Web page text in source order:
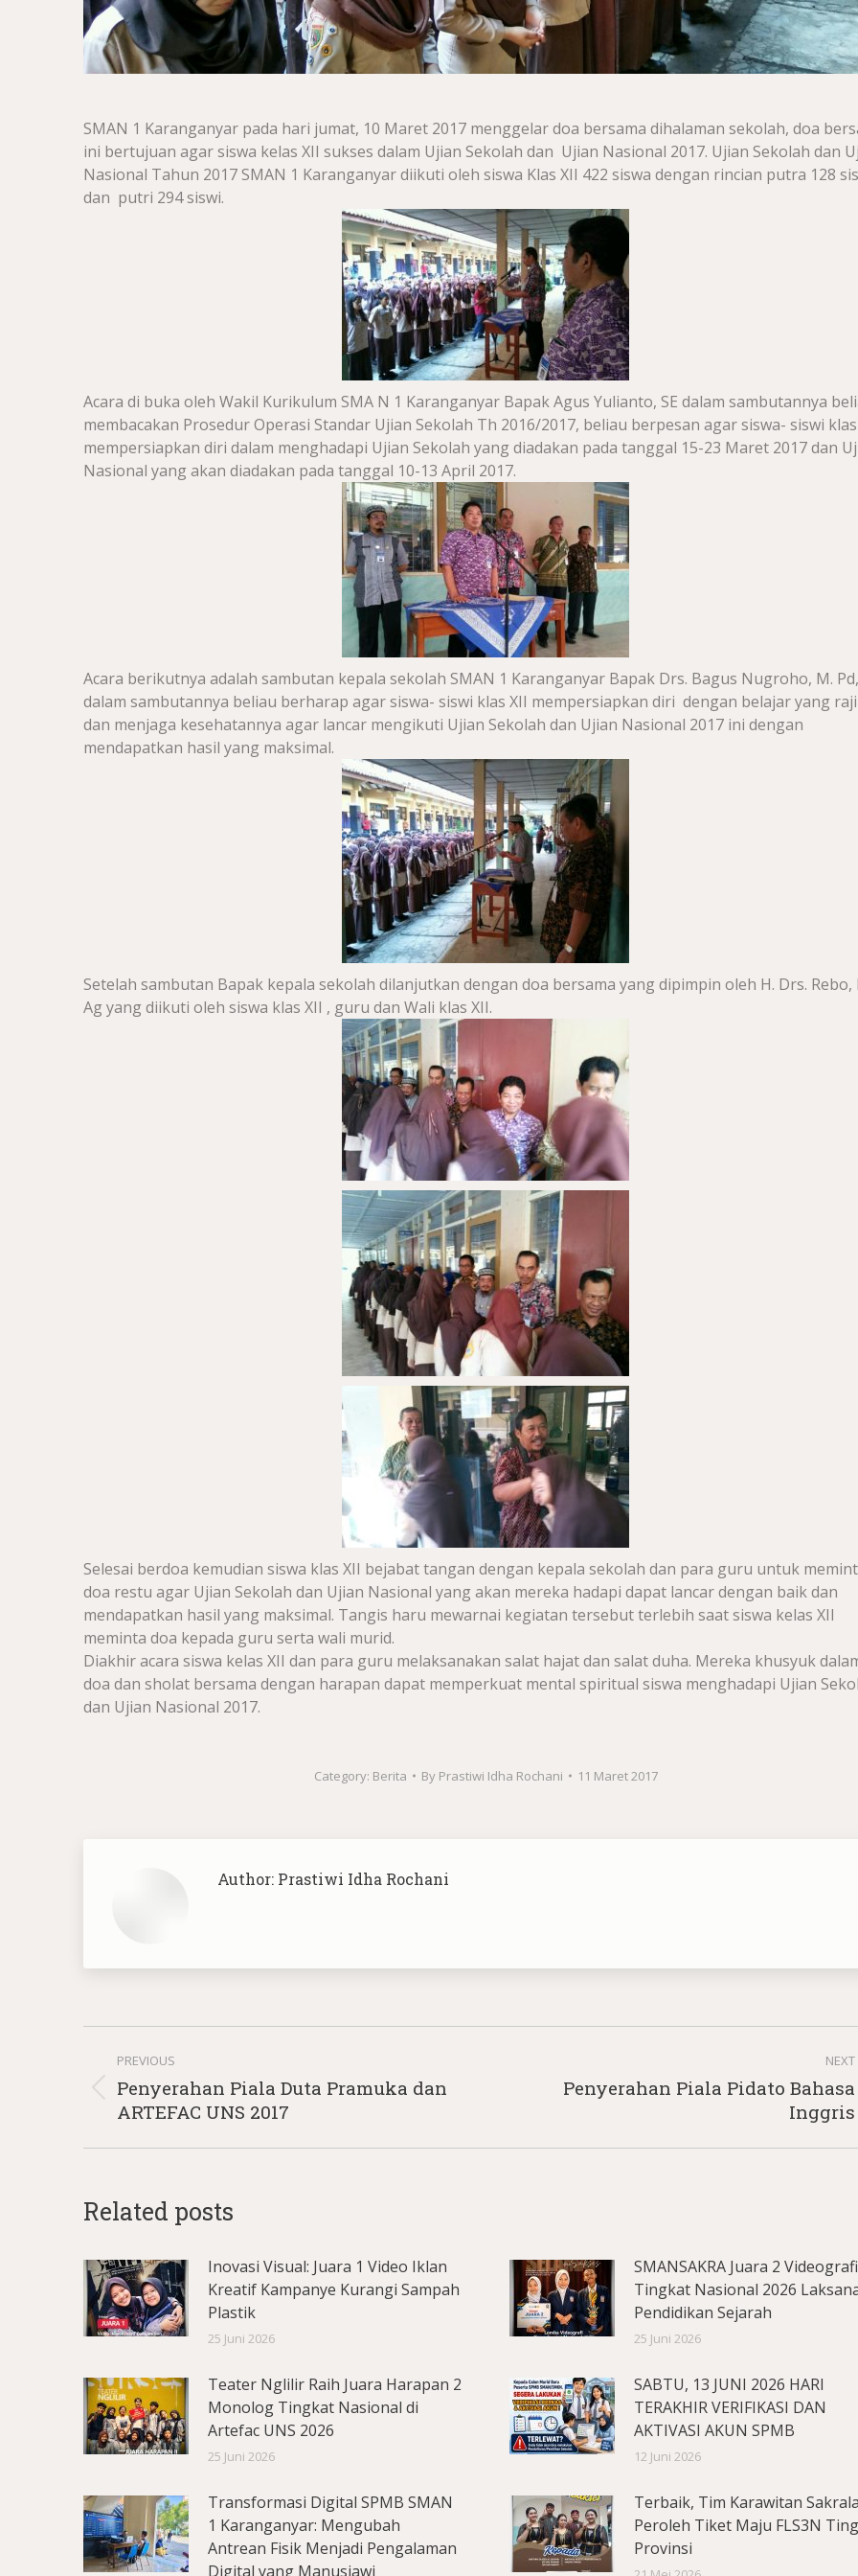
SMAN 1 Karanganyar pada hari jumat, 10 Maret 2017 menggelar doa bersama dihalaman sekolah, doa
ini bertujuan agar siswa kelas XII sukses dalam Ujian Sekolah dan Ujian Nasional 2017. Ujian Sekolah dan
Nasional Tahun 2017 SMAN 1 Karanganyar diikuti oleh siswa Klas XII 422 siswa dengan rincian putra 128
dan putri 294 siswi.
Acara di buka oleh Wakil Kurikulum SMA N 1 Karanganyar Bapak Agus Yulianto, SE dalam sambutannya
membacakan Prosedur Operasi Standar Ujian Sekolah Th 2016/2017, beliau berpesan agar siswa- siswi
mempersiapkan diri dalam menghadapi Ujian Sekolah yang diadakan pada tanggal 15-23 Maret 2017 dan
Nasional yang akan diadakan pada tanggal 10-13 April 2017.
Acara berikutnya adalah sambutan kepala sekolah SMAN 1 Karanganyar Bapak Drs. Bagus Nugroho, M. Pd,
dalam sambutannya beliau berharap agar siswa- siswi klas XII mempersiapkan diri dengan belajar yang
dan menjaga kesehatannya agar lancar mengikuti Ujian Sekolah dan Ujian Nasional 2017 ini dengan
mendapatkan hasil yang maksimal.
Setelah sambutan Bapak kepala sekolah dilanjutkan dengan doa bersama yang dipimpin oleh H. Drs. Rebo,
Ag yang diikuti oleh siswa klas XII , guru dan Wali klas XII.
Selesai berdoa kemudian siswa klas XII bejabat tangan dengan kepala sekolah dan para guru untuk
doa restu agar Ujian Sekolah dan Ujian Nasional yang akan mereka hadapi dapat lancar dengan baik dan
mendapatkan hasil yang maksimal. Tangis haru mewarnai kegiatan tersebut terlebih saat siswa kelas XII
meminta doa kepada guru serta wali murid.
Diakhir acara siswa kelas XII dan para guru melaksanakan salat hajat dan salat duha. Mereka khusyuk
doa dan sholat bersama dengan harapan dapat memperkuat mental spiritual siswa menghadapi Ujian
dan Ujian Nasional 2017.
Category: Berita By Prastiwi Idha Rochani 11 Maret 2017
Author: Prastiwi Idha Rochani
navigation
PREVIOUS
Previous
post:
Penyerahan Piala Duta Pramuka dan
ARTEFAC UNS 2017
NEXT
Penyerahan Piala Pidato Bahasa
Inggris
Related posts
Inovasi Visual: Juara 1 Video Iklan
Kreatif Kampanye Kurangi Sampah
Plastik
25 Juni 2026
SMANSAKRA Juara 2 Videografi
Tingkat Nasional 2026
Pendidikan Sejarah
25 Juni 2026
Teater Nglilir Raih Juara Harapan 2
Monolog Tingkat Nasional di
Artefac UNS 2026
25 Juni 2026
SABTU, 13 JUNI 2026 HARI
TERAKHIR VERIFIKASI DAN
AKTIVASI AKUN SPMB
12 Juni 2026
Transformasi Digital SPMB SMAN
1 Karanganyar: Mengubah
Antrean Fisik Menjadi Pengalaman
Digital yang Manusiawi
Terbaik, Tim Karawitan
Peroleh Tiket Maju FLS3N
Provinsi